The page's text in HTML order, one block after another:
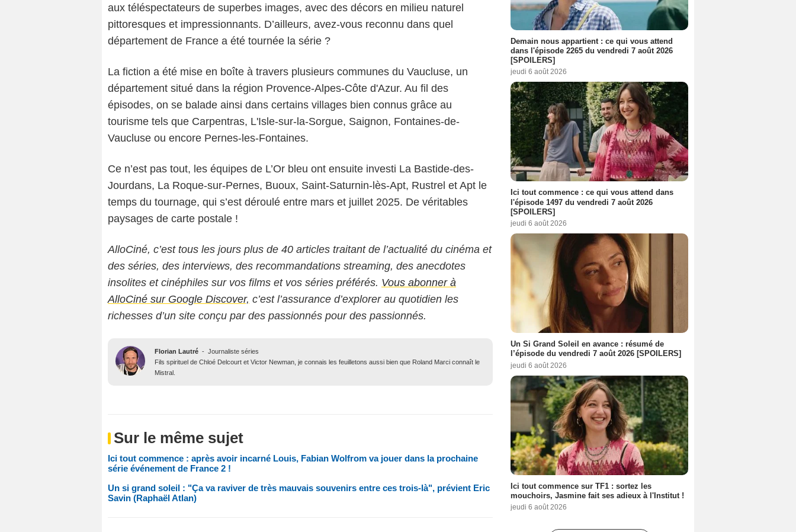
aux téléspectateurs de superbes images, avec des décors en milieu naturel
pittoresques et impressionnants. D’ailleurs, avez-vous reconnu dans quel
département de France a été tournée la série ?
La fiction a été mise en boîte à travers plusieurs communes du Vaucluse, un
département situé dans la région Provence-Alpes-Côte d'Azur. Au fil des
épisodes, on se balade ainsi dans certains villages bien connus grâce au
tourisme tels que Carpentras, L'Isle-sur-la-Sorgue, Saignon, Fontaines-de-
Vaucluse ou encore Pernes-les-Fontaines.
Ce n’est pas tout, les équipes de L’Or bleu ont ensuite investi La Bastide-des-
Jourdans, La Roque-sur-Pernes, Buoux, Saint-Saturnin-lès-Apt, Rustrel et Apt le
temps du tournage, qui s’est déroulé entre mars et juillet 2025. De véritables
paysages de carte postale !
AlloCiné, c’est tous les jours plus de 40 articles traitant de l’actualité du cinéma et
des séries, des interviews, des recommandations streaming, des anecdotes
insolites et cinéphiles sur vos films et vos séries préférés. Vous abonner à
AlloCiné sur Google Discover, c’est l’assurance d’explorer au quotidien les
richesses d’un site conçu par des passionnés pour des passionnés.
Florian Lautré - Journaliste séries
Fils spirituel de Chloé Delcourt et Victor Newman, je connais les feuilletons aussi bien que Roland Marci connaît le
Mistral.
Sur le même sujet
Ici tout commence : après avoir incarné Louis, Fabian Wolfrom va jouer dans la prochaine
série événement de France 2 !
Un si grand soleil : "Ça va raviver de très mauvais souvenirs entre ces trois-là", prévient Eric
Savin (Raphaël Atlan)
Demain nous appartient : ce qui vous attend
dans l'épisode 2265 du vendredi 7 août 2026
[SPOILERS]
jeudi 6 août 2026
Ici tout commence : ce qui vous attend dans
l'épisode 1497 du vendredi 7 août 2026
[SPOILERS]
jeudi 6 août 2026
Un Si Grand Soleil en avance : résumé de
l’épisode du vendredi 7 août 2026 [SPOILERS]
jeudi 6 août 2026
Ici tout commence sur TF1 : sortez les
mouchoirs, Jasmine fait ses adieux à l'Institut !
jeudi 6 août 2026